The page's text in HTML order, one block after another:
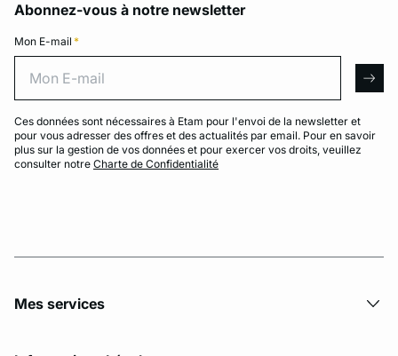
Abonnez-vous à notre newsletter
Mon E-mail *
Ces données sont nécessaires à Etam pour l'envoi de la newsletter et
pour vous adresser des offres et des actualités par email. Pour en savoir
plus sur la gestion de vos données et pour exercer vos droits, veuillez
consulter notre Charte de Confidentialité
Mes services